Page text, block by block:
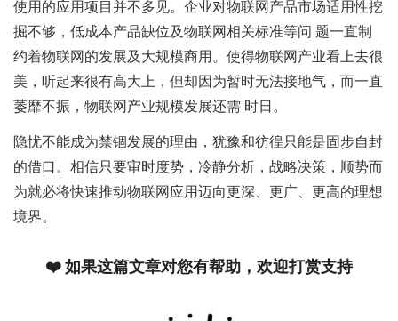
使用的应用项目并不多见。企业对物联网产品市场适用性挖
掘不够，低成本产品缺位及物联网相关标准等问 题一直制
约着物联网的发展及大规模商用。使得物联网产业看上去很
美，听起来很有高大上，但却因为暂时无法接地气，而一直
萎靡不振，物联网产业规模发展还需 时日。
隐忧不能成为禁锢发展的理由，犹豫和彷徨只能是固步自封
的借口。相信只要审时度势，冷静分析，战略决策，顺势而
为就必将快速推动物联网应用迈向更深、更广、更高的理想
境界。
❤️ 如果这篇文章对您有帮助，欢迎打赏支持